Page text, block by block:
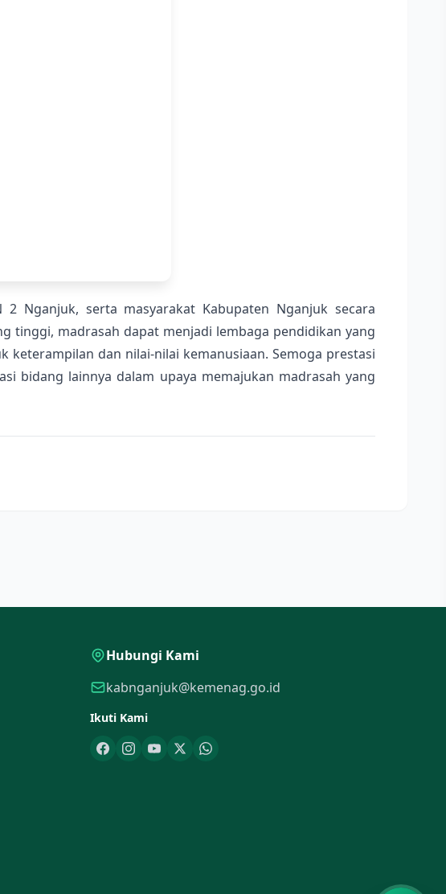
Nganjuk, serta masyarakat Kabupaten Nganjuk secara
tinggi, madrasah dapat menjadi lembaga pendidikan yang
dan nilai-nilai kemanusiaan. Semoga prestasi
bidang lainnya dalam upaya memajukan madrasah yang
Hubungi Kami
kabnganjuk@kemenag.go.id
Ikuti Kami